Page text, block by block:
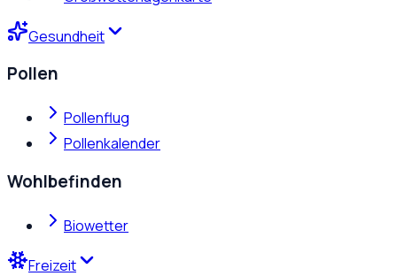
Gesundheit
Pollen
Pollenflug
Pollenkalender
Wohlbefinden
Biowetter
Freizeit